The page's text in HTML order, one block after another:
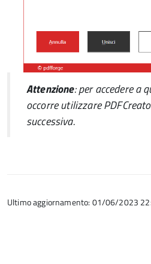
Attenzione: per accedere a
occorre utilizzare
successiva.
Ultimo aggiornamento: 01/06/2023